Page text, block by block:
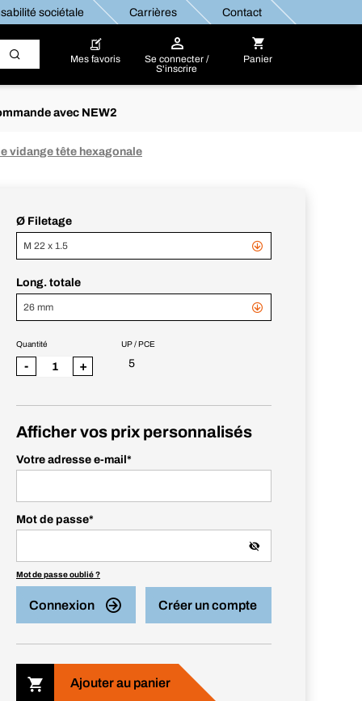
sociétale Carrières Contact
Mes favoris
Se connecter /
S'inscrire
Panier
avec NEW2
vidange tête hexagonale
Ø Filetage
M 22 x 1.5
Long. totale
26 mm
UP / PCE
5
Quantité
- +
Afficher vos prix personnalisés
Votre adresse e-mail *
Mot de passe*
Mot de passe oublié ?
Connexion Créer un compte
Ajouter au panier